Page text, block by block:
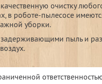
очистку
в роботе-пылесосе
уборки.
задерживающими пыль и